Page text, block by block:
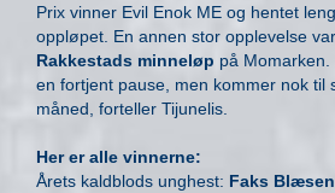
Prix vinner Evil Enok ME og hentet
oppløpet. En annen stor opplevelse
Rakkestads minneløp på
en fortjent pause, men kommer nok til
måned, forteller Tijunelis.
Her er alle vinnerne:
Årets kaldblods unghest: Faks Blæsen